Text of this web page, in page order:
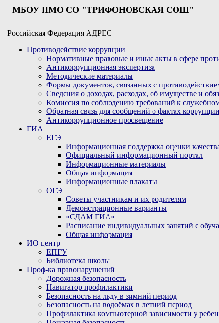
МБОУ ПМО СО "ТРИФОНОВСКАЯ СОШ"
Российская Федерация АДРЕС
Противодействие коррупции
Нормативные правовые и иные акты в сфере
Антикоррупционная экспертиза
Методические материалы
Формы документов, связанных с
Сведения о доходах, расходах, об имуществе и
Комиссия по соблюдению требований к
Обратная связь для сообщений о фактах коррупции
Антикоррупционное просвещение
ГИА
ЕГЭ
Информационная поддержка оценки
Официальный информационный портал
Информационные материалы
Общая информация
Информационные плакаты
ОГЭ
Советы участникам и их родителям
Демонстрационные варианты
«СДАМ ГИА»
Расписание индивидуальных занятий с
Общая информация
ИО центр
ЕПГУ
Библиотека школы
Проф-ка правонарушений
Дорожная безопасность
Навигатор профилактики
Безопасность на льду в зимний период
Безопасность на водоёмах в летний период
Профилактика компьютерной зависимости у